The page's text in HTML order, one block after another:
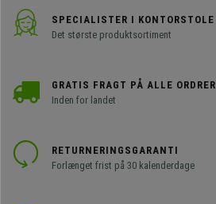
SPECIALISTER I KONTORSTOLE
Det største produktsortiment
GRATIS FRAGT PÅ ALLE ORDRER
Inden for landet
RETURNERINGSGARANTI
Forlænget frist på 30 kalenderdage